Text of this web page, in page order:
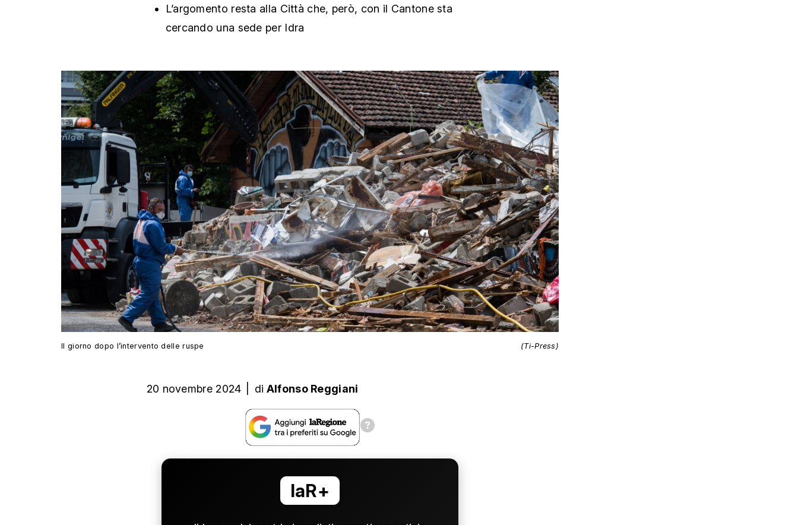
L’argomento resta alla Città che, però, con il Cantone sta
cercando una sede per Idra
Il giorno dopo l’intervento delle ruspe (Ti-Press)
20 novembre 2024 di Alfonso Reggiani
laR+